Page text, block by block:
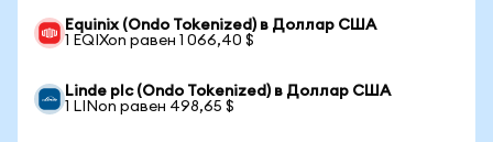
Equinix (Ondo Tokenized) в Доллар США
1 EQIXon равен 1 066,40 $
Linde plc (Ondo Tokenized) в Доллар США
1 LINon равен 498,65 $